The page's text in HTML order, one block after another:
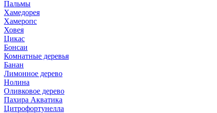
Пальмы
Хамедорея
Хамеропс
Ховея
Цикас
Бонсаи
Комнатные деревья
Банан
Лимонное дерево
Нолина
Оливковое дерево
Пахира Акватика
Цитрофортунелла